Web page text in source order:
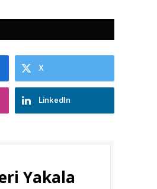
X
LinkedIn
Yakala